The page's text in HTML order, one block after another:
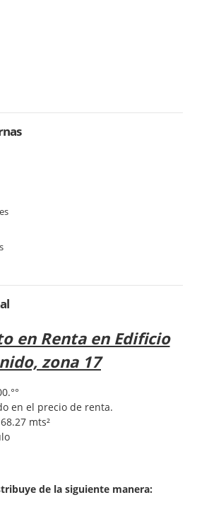
en Renta en Edificio
zona 17
en el precio de renta.
mts²
de la siguiente manera: